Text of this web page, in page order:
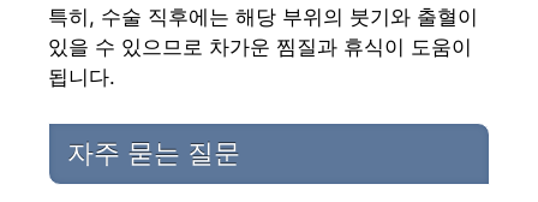
특히, 수술 직후에는 해당 부위의 붓기와 출혈이
있을 수 있으므로 차가운 찜질과 휴식이 도움이
됩니다.
자주 묻는 질문